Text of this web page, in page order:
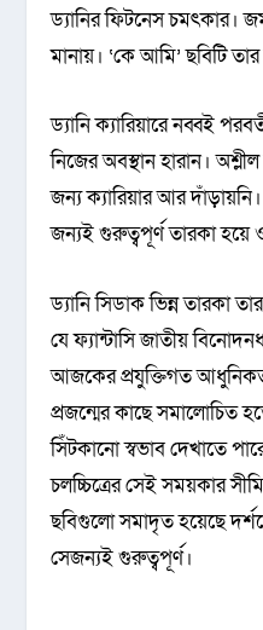
ড্যানির ফিটনেস চমৎকার।
মানায়। ‘কে আমি’ ছবিটি
ড্যানি ক্যারিয়ারে নব্বই
নিজের অবস্থান হারান।
জন্য ক্যারিয়ার আর
জন্যই গুরুত্বপূর্ণ তারকা হয়ে
ড্যানি সিডাক ভিন্ন তারকা
যে ফ্যান্টাসি জাতীয়
আজকের প্রযুক্তিগত
প্রজন্মের কাছে সমালোচিত
সিঁটকানো স্বভাব দেখাতে
চলচ্চিত্রের সেই সময়কার
ছবিগুলো সমাদৃত হয়েছে
সেজন্যই গুরুত্বপূর্ণ।